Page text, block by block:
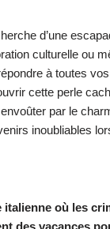
d’une
culturelle ou
à toutes
cette perle
par le
inoubliables
italienne où les
des vacances